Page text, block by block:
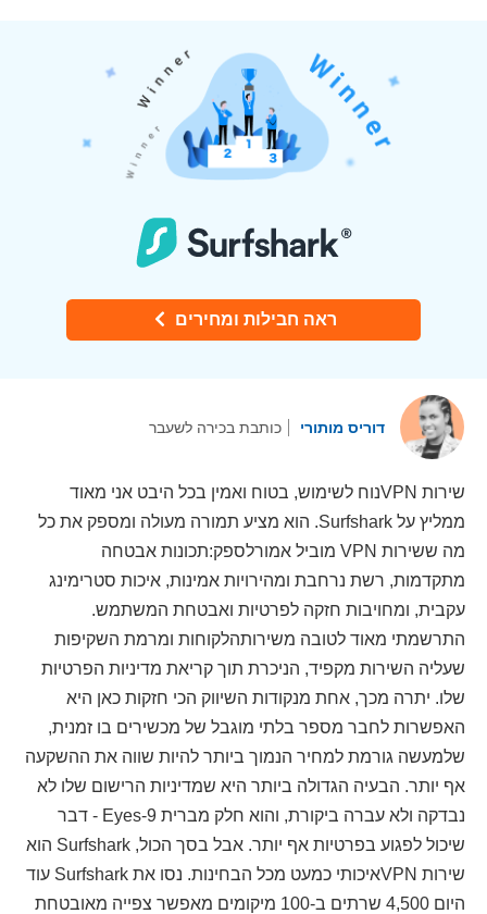
ראה חבילות ומחירים
דוריס מותורי כותבת בכירה לשעבר
שירות VPNנוח לשימוש, בטוח ואמין בכל היבט אני מאוד
ממליץ על Surfshark. הוא מציע תמורה מעולה ומספק את כל
מה ששירות VPN מוביל אמורלספק:תכונות אבטחה
מתקדמות, רשת נרחבת ומהירויות אמינות, איכות סטרימינג
עקבית, ומחויבות חזקה לפרטיות ואבטחת המשתמש.
התרשמתי מאוד לטובה משירותהלקוחות ומרמת השקיפות
שעליה השירות מקפיד, הניכרת תוך קריאת מדיניות הפרטיות
שלו. יתרה מכך, אחת מנקודות השיווק הכי חזקות כאן היא
האפשרות לחבר מספר בלתי מוגבל של מכשירים בו זמנית,
שלמעשה גורמת למחיר הנמוך ביותר להיות שווה את ההשקעה
אף יותר. הבעיה הגדולה ביותר היא שמדיניות הרישום שלו לא
נבדקה ולא עברה ביקורת, והוא חלק מברית 9-Eyes - דבר
שיכול לפגוע בפרטיות אף יותר. אבל בסך הכול, Surfshark הוא
שירות VPNאיכותי כמעט מכל הבחינות. נסו את Surfshark עוד
היום 4,500 שרתים ב-100 מיקומים מאפשר צפייה מאובטחת